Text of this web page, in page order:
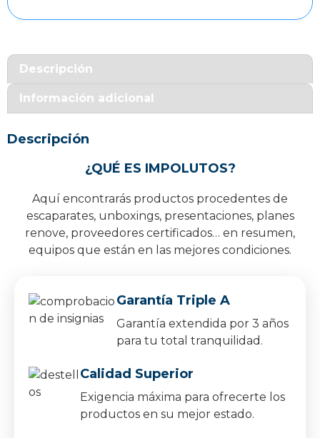
Descripción
Información adicional
Descripción
¿QUÉ ES IMPOLUTOS?
Aquí encontrarás productos procedentes de
escaparates, unboxings, presentaciones, planes
renove, proveedores certificados… en resumen,
equipos que están en las mejores condiciones.
Garantía Triple A
Garantía extendida por 3 años
para tu total tranquilidad.
Calidad Superior
Exigencia máxima para ofrecerte los
productos en su mejor estado.